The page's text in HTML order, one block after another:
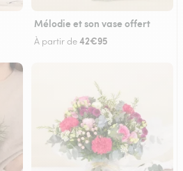
Mélodie et son vase offert
À partir de42€95